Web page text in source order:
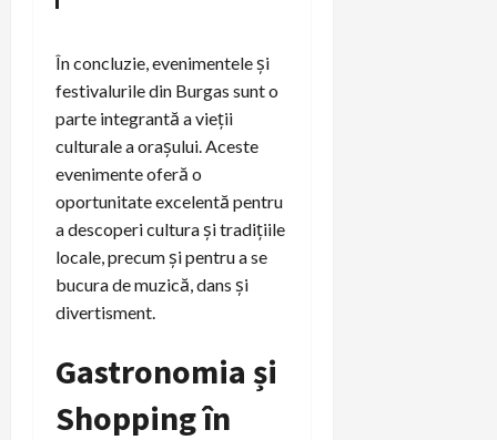
În concluzie, evenimentele și
festivalurile din Burgas sunt o
parte integrantă a vieții
culturale a orașului. Aceste
evenimente oferă o
oportunitate excelentă pentru
a descoperi cultura și tradițiile
locale, precum și pentru a se
bucura de muzică, dans și
divertisment.
Gastronomia și
Shopping în